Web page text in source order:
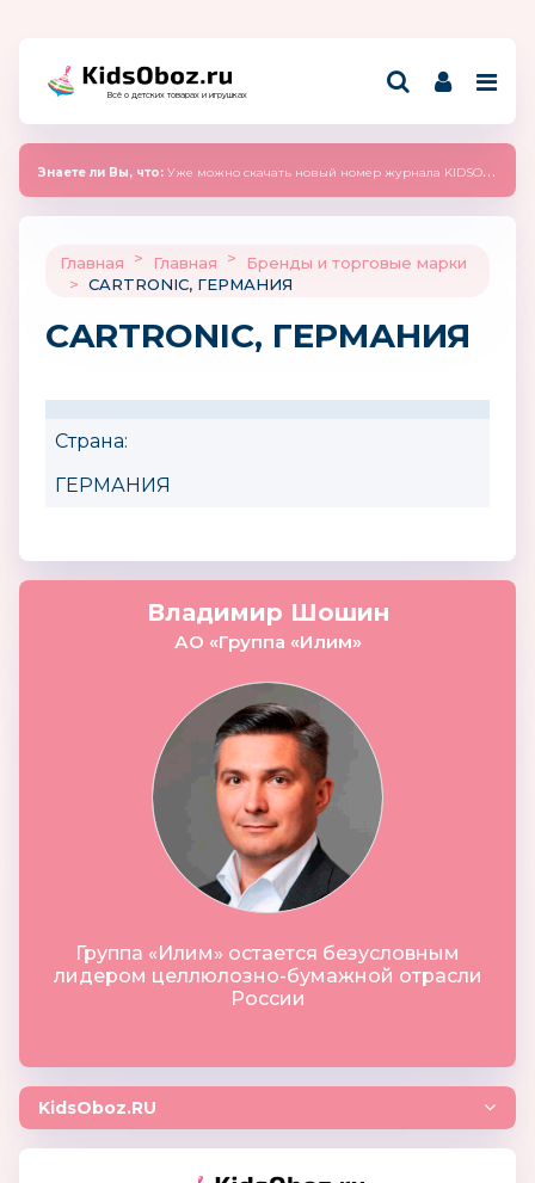
Всё о детских товарах и игрушках
Знаете ли Вы, что: Уже можно скачать новый номер журнала KIDSOBOZ 2025 (сентябрь)
Главная > Главная >
Бренды и торговые марки
> CARTRONIC, ГЕРМАНИЯ
CARTRONIC, ГЕРМАНИЯ
Страна:
ГЕРМАНИЯ
Владимир Шошин
АО «Группа «Илим»
Группа «Илим» остается безусловным
лидером целлюлозно-бумажной отрасли
России
KidsOboz.RU